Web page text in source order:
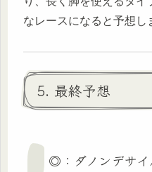
なレースになると予想し
5. 最終予想
◎：ダノンデサイ